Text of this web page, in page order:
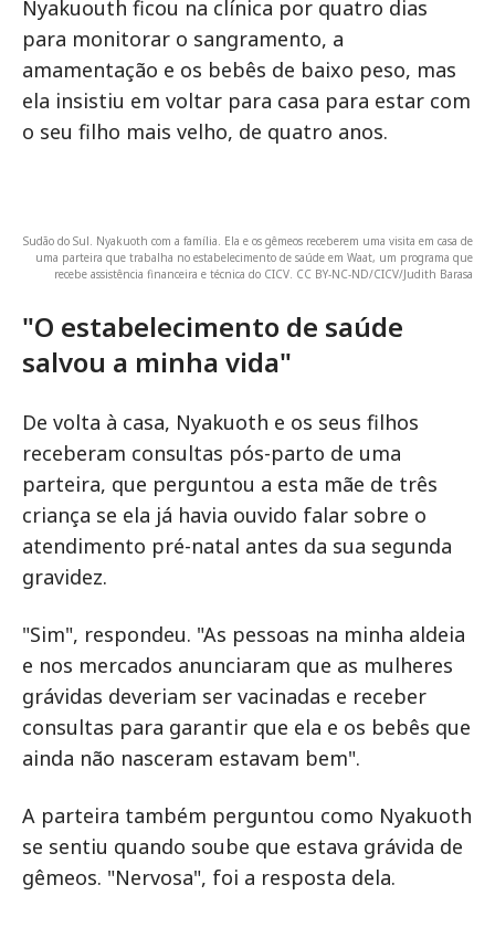
Nyakuouth ficou na clínica por quatro dias
para monitorar o sangramento, a
amamentação e os bebês de baixo peso, mas
ela insistiu em voltar para casa para estar com
o seu filho mais velho, de quatro anos.
Sudão do Sul. Nyakuoth com a família. Ela e os gêmeos receberem uma visita em casa de
uma parteira que trabalha no estabelecimento de saúde em Waat, um programa que
recebe assistência financeira e técnica do CICV. CC BY-NC-ND/CICV/Judith Barasa
"O estabelecimento de saúde
salvou a minha vida"
De volta à casa, Nyakuoth e os seus filhos
receberam consultas pós-parto de uma
parteira, que perguntou a esta mãe de três
criança se ela já havia ouvido falar sobre o
atendimento pré-natal antes da sua segunda
gravidez.
"Sim", respondeu. "As pessoas na minha aldeia
e nos mercados anunciaram que as mulheres
grávidas deveriam ser vacinadas e receber
consultas para garantir que ela e os bebês que
ainda não nasceram estavam bem".
A parteira também perguntou como Nyakuoth
se sentiu quando soube que estava grávida de
gêmeos. "Nervosa", foi a resposta dela.